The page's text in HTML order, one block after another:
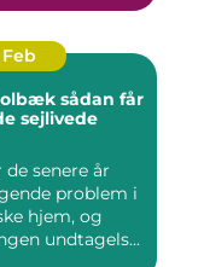
får
sejlivede
senere år
problem i
hjem, og
undtagels...